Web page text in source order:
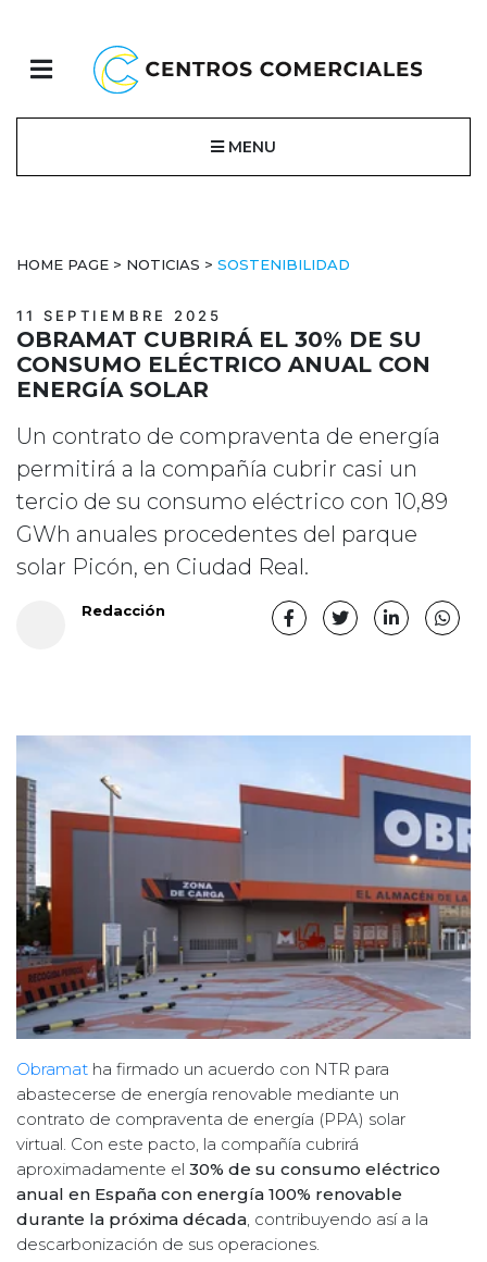
MENU
HOME PAGE > NOTICIAS > SOSTENIBILIDAD
11 SEPTIEMBRE 2025
OBRAMAT CUBRIRÁ EL 30% DE SU
CONSUMO ELÉCTRICO ANUAL CON
ENERGÍA SOLAR
Un contrato de compraventa de energía
permitirá a la compañía cubrir casi un
tercio de su consumo eléctrico con 10,89
GWh anuales procedentes del parque
solar Picón, en Ciudad Real.
Redacción
Obramat ha firmado un acuerdo con NTR para
abastecerse de energía renovable mediante un
contrato de compraventa de energía (PPA) solar
virtual. Con este pacto, la compañía cubrirá
aproximadamente el 30% de su consumo eléctrico
anual en España con energía 100% renovable
durante la próxima década, contribuyendo así a la
descarbonización de sus operaciones.